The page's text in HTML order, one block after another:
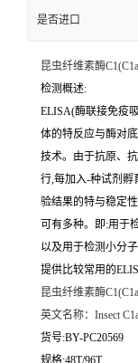
是否进口
昆虫纤维素酶
检测概述:
ELISA(酶联接免疫
体的特反应与酶对
技术。由于抗原、
行,每加入-种试剂孵
验结果的特与稳定
可有多种。即:用于
以及用于检测小分
提供比较常用的
昆虫纤维素酶
英文名称： Insect
货号:BY-PC20569